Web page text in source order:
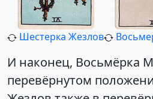
Шестерка Жезлов
И наконец, Восьмёрка
перевёрнутом